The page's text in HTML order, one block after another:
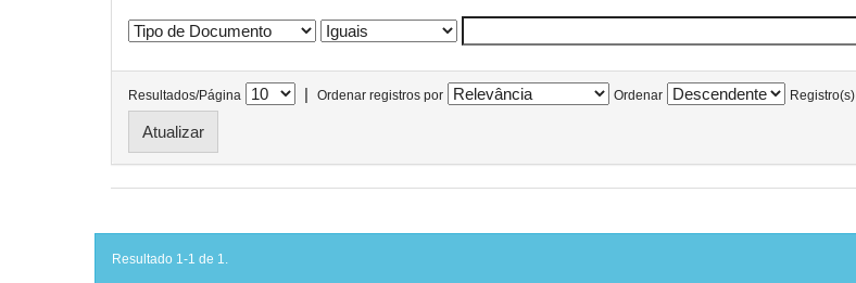
Resultados/Página | Ordenar registros por Ordenar Registro(s)
Resultado 1-1 de 1.